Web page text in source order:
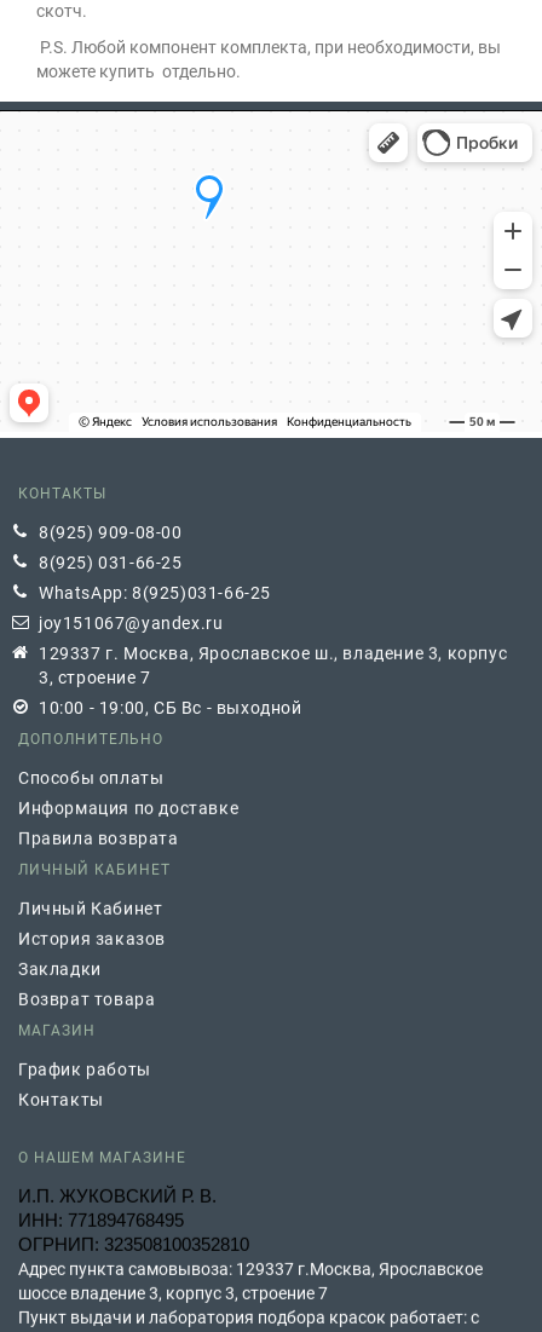
скотч.
P.S. Любой компонент комплекта, при необходимости, вы
можете купить отдельно.
КОНТАКТЫ
8(925) 909-08-00
8(925) 031-66-25
WhatsApp: 8(925)031-66-25
joy151067@yandex.ru
129337 г. Москва, Ярославское ш., владение 3, корпус
3, строение 7
10:00 - 19:00, СБ Вс - выходной
ДОПОЛНИТЕЛЬНО
Способы оплаты
Информация по доставке
Правила возврата
ЛИЧНЫЙ КАБИНЕТ
Личный Кабинет
История заказов
Закладки
Возврат товара
МАГАЗИН
График работы
Контакты
О НАШЕМ МАГАЗИНЕ
И.П. ЖУКОВСКИЙ Р. В.
ИНН: 771894768495
ОГРНИП: 323508100352810
Адрес пункта самовывоза: 129337 г.Москва, Ярославское
шоссе владение 3, корпус 3, строение 7
Пункт выдачи и лаборатория подбора красок работает: с